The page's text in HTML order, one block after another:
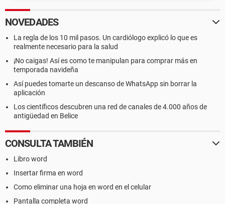
NOVEDADES
La regla de los 10 mil pasos. Un cardiólogo explicó lo que es
realmente necesario para la salud
¡No caigas! Así es como te manipulan para comprar más en
temporada navideña
Así puedes tomarte un descanso de WhatsApp sin borrar la
aplicación
Los científicos descubren una red de canales de 4.000 años de
antigüedad en Belice
CONSULTA TAMBIÉN
Libro word
Insertar firma en word
Como eliminar una hoja en word en el celular
Pantalla completa word